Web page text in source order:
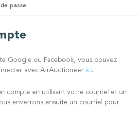
passe
Google ou Facebook, vous pouvez
avec AirAuctioneer ici.
compte en utilisant votre courriel et un
enverrons ensuite un courriel pour